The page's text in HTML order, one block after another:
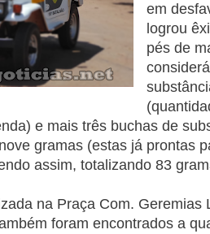
em
logrou
pés de
e mais três buchas de
gramas (estas já prontas
assim, totalizando 83
na Praça Com. Geremias
foram encontrados a